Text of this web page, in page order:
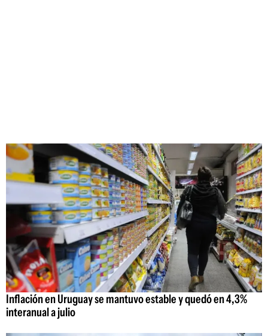
Inflación en Uruguay se mantuvo estable y quedó en 4,3%
interanual a julio